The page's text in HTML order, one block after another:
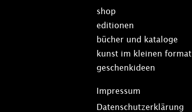
shop
editionen
bücher und kataloge
kunst im kleinen format
geschenkideen
Impressum
Datenschutzerklärung